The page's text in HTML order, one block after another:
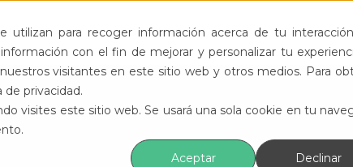
para recoger información acerca de tu
con el fin de mejorar y personalizar tu
visitantes en este sitio web y otros medios. Para
privacidad.
visites este sitio web. Se usará una sola cookie en tu
Aceptar
Declinar
Funcionalidades Eventos Recursos